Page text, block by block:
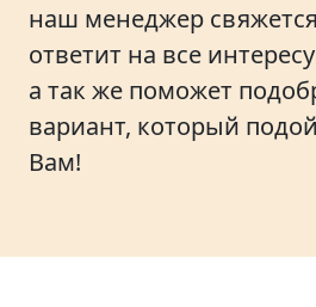
наш менеджер
ответит на все
а так же поможет
вариант, который
Вам!